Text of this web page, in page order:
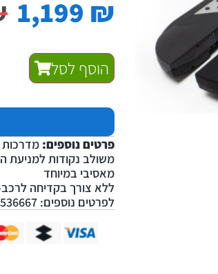
1,199 ₪
הוסף לסל
פרטים נוספים: מדרכות
משולב נקודות למניעת
מאסיבי במיוחד
ללא צורך בקדיחה לרכב-
לפרטים נוספים: 050-6536667